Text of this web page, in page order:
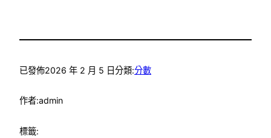
已發佈2026 年 2 月 5 日分類:分數
作者:admin
標籤: